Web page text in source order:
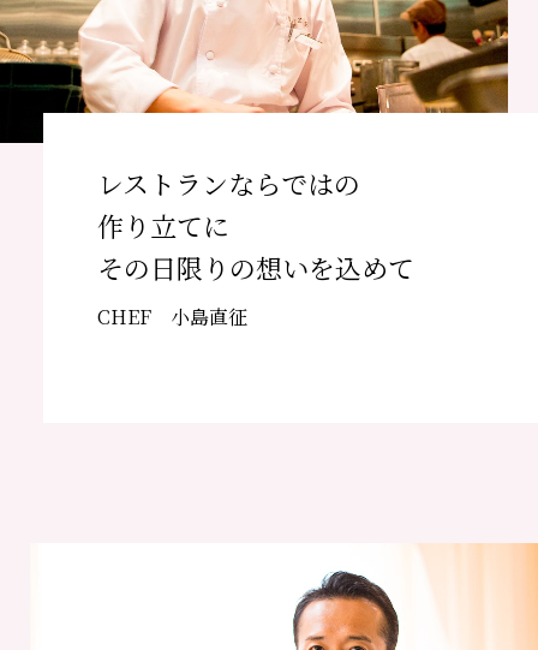
レストランならではの
作り立てに
その日限りの想いを込めて
CHEF 小島直征